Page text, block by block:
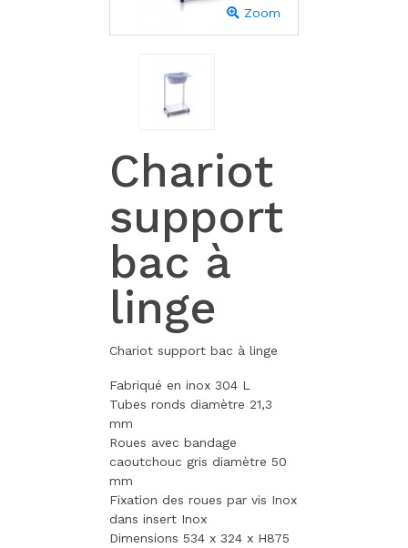
Zoom
Chariot
support
bac à
linge
Chariot support bac à linge
Fabriqué en inox 304 L
Tubes ronds diamètre 21,3
mm
Roues avec bandage
caoutchouc gris diamètre 50
mm
Fixation des roues par vis Inox
dans insert Inox
Dimensions 534 x 324 x H875